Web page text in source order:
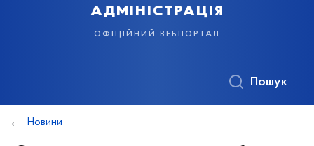
адміністрація
офіційний вебпортал
Пошук
Новини